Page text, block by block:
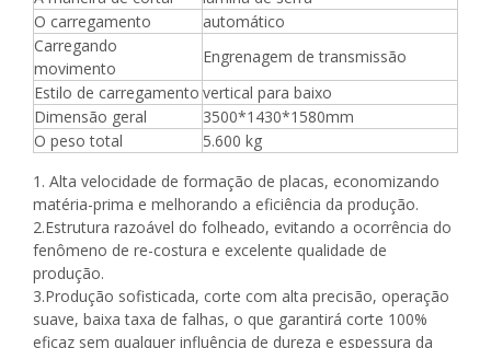
O carregamento
automático
Carregando
movimento
Engrenagem de transmissão
Estilo de carregamento vertical para baixo
Dimensão geral
3500*1430*1580mm
O peso total
5.600 kg
1. Alta velocidade de formação de placas, economizando
matéria-prima e melhorando a eficiência da produção.
2.Estrutura razoável do folheado, evitando a ocorrência do
fenômeno de re-costura e excelente qualidade de
produção.
3.Produção sofisticada, corte com alta precisão, operação
suave, baixa taxa de falhas, o que garantirá corte 100%
eficaz sem qualquer influência de dureza e espessura da